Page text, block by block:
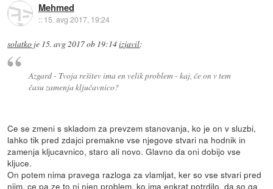
Mehmed
:: 15. avg 2017, 19:24
solatko je 15. avg 2017 ob 19:14izjavil:
Azgard - Tvoja rešitev ima en velik problem - kaj, če on v tem
času zamenja ključavnico?
Ce se zmeni s skladom za prevzem stanovanja, ko je on v sluzbi,
lahko tik pred zdajci premakne vse njegove stvari na hodnik in
zamenja kljucavnico, staro ali novo. Glavno da oni dobijo vse
kljuce.
On potem nima pravega razloga za vlamljat, ker so vse stvari pred
njim, ce pa ze to ni njen problem, ko ima enkrat potrdilo, da so ga